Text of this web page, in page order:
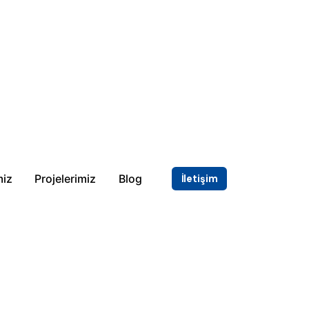
Projelerimiz Blog İletişim